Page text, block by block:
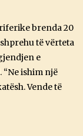
brenda 20
të vërteta
e
ishim një
Vende të